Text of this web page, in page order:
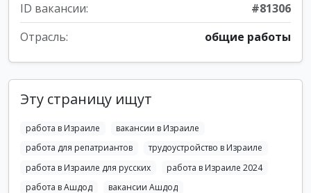
ID вакансии:
#81306
Отрасль:
общие работы
Эту страницу ищут
работа в Израиле
вакансии в Израиле
работа для репатриантов
трудоустройство в Израиле
работа в Израиле для русских
работа в Израиле 2024
работа в Ашдод
вакансии Ашдод